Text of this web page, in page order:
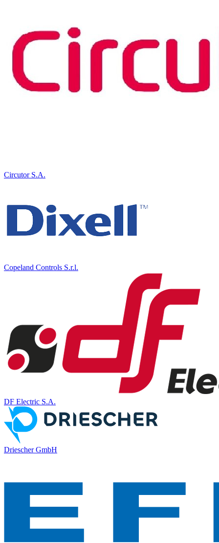
Circutor S.A.
Copeland Controls S.r.l.
DF Electric S.A.
Driescher GmbH